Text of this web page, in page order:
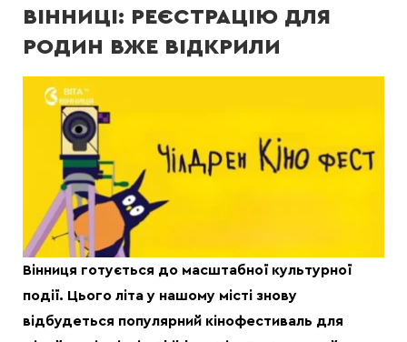
ВІННИЦІ: РЕЄСТРАЦІЮ ДЛЯ
РОДИН ВЖЕ ВІДКРИЛИ
Вінниця готується до масштабної культурної
події. Цього літа у нашому місті знову
відбудеться популярний кінофестиваль для